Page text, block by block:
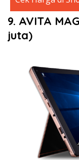
9. AVITA
juta)